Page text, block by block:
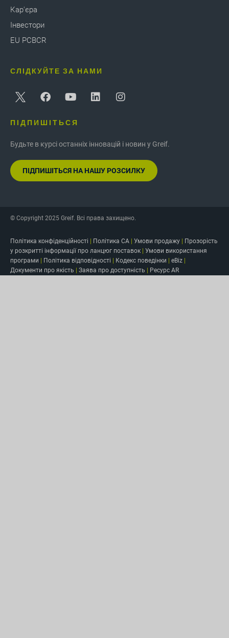
Кар'єра
Інвестори
EU PCBCR
СЛІДКУЙТЕ ЗА НАМИ
ПІДПИШІТЬСЯ
Будьте в курсі останніх інновацій і новин у Greif.
ПІДПИШІТЬСЯ НА НАШУ РОЗСИЛКУ
© Copyright 2025 Greif. Всі права захищено.
Політика конфіденційності Політика CA Умови продажу
Прозорість
у розкритті інформації про ланцюг поставок
Умови використання
програми
Політика відповідності Кодекс поведінки eBiz
Документи про якість
Заява про доступність Ресурс AR